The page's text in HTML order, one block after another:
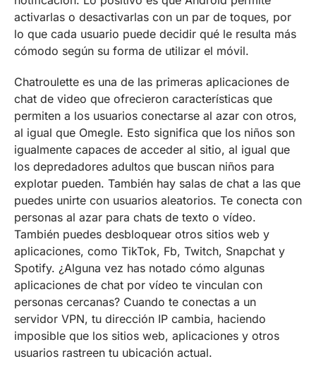
activarlas o desactivarlas con un par de toques, por
lo que cada usuario puede decidir qué le resulta más
cómodo según su forma de utilizar el móvil.
Chatroulette es una de las primeras aplicaciones de
chat de video que ofrecieron características que
permiten a los usuarios conectarse al azar con otros,
al igual que Omegle. Esto significa que los niños son
igualmente capaces de acceder al sitio, al igual que
los depredadores adultos que buscan niños para
explotar pueden. También hay salas de chat a las que
puedes unirte con usuarios aleatorios. Te conecta con
personas al azar para chats de texto o vídeo.
También puedes desbloquear otros sitios web y
aplicaciones, como TikTok, Fb, Twitch, Snapchat y
Spotify. ¿Alguna vez has notado cómo algunas
aplicaciones de chat por vídeo te vinculan con
personas cercanas? Cuando te conectas a un
servidor VPN, tu dirección IP cambia, haciendo
imposible que los sitios web, aplicaciones y otros
usuarios rastreen tu ubicación actual.